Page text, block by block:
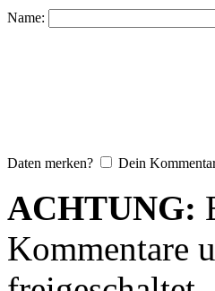
Name:
Daten merken? Dein
ACHTUNG:
Kommentare